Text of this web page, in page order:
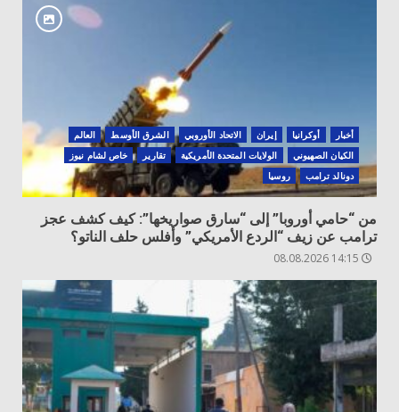
أخبار أوكرانيا ‏إيران الاتحاد الأوروبي الشرق الأوسط
العالم
الكيان الصهيوني
الولايات المتحدة الأمريكية تقارير
خاص لشام نيوز
دونالد ترامب
روسيا
من “حامي أوروبا” إلى “سارق صواريخها”: كيف كشف عجز
ترامب عن زيف “الردع الأمريكي” وأفلس حلف الناتو؟